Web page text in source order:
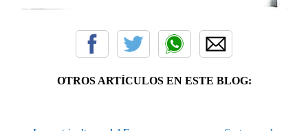
OTROS ARTÍCULOS EN ESTE BLOG: